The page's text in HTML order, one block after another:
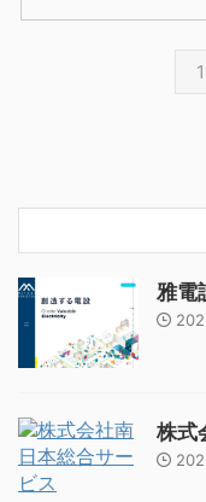
1
雅電
株式